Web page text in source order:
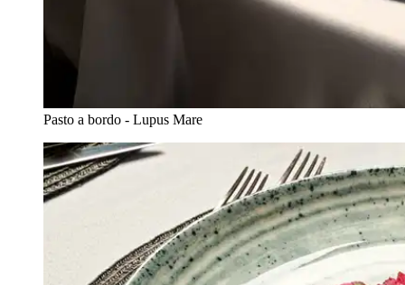
Pasto a bordo - Lupus Mare